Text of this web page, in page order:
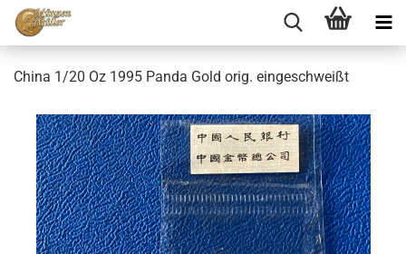
China 1/20 Oz 1995 Panda Gold orig. eingeschweißt